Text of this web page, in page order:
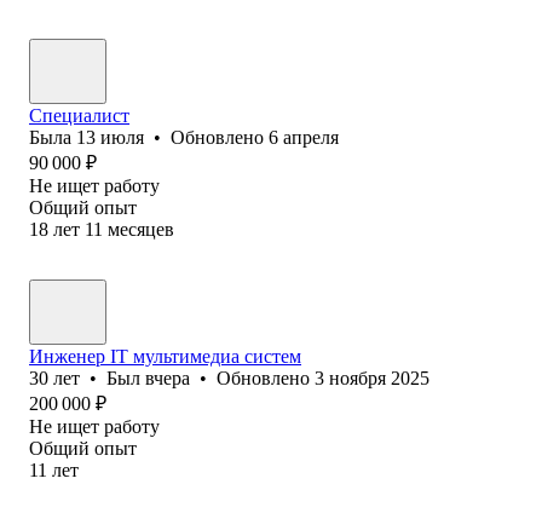
Специалист
Была 13 июля • Обновлено 6 апреля
90 000 ₽
Не ищет работу
Общий опыт
18 лет 11 месяцев
Инженер IT мультимедиа систем
30 лет • Был вчера • Обновлено 3 ноября 2025
200 000 ₽
Не ищет работу
Общий опыт
11 лет